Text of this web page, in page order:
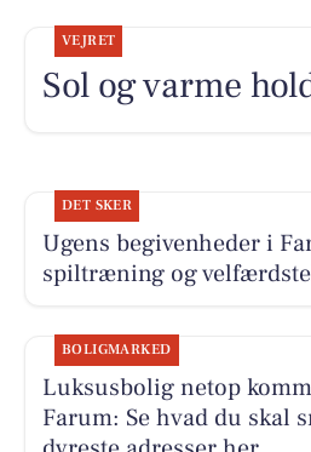
VEJRET
Sol og varme
DET SKER
Ugens begivenheder i
spiltræning og
BOLIGMARKED
Luksusbolig netop
Farum: Se hvad du skal